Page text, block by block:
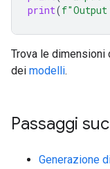
print(f
Trova le dimensioni
dei modelli.
Passaggi
Generazione